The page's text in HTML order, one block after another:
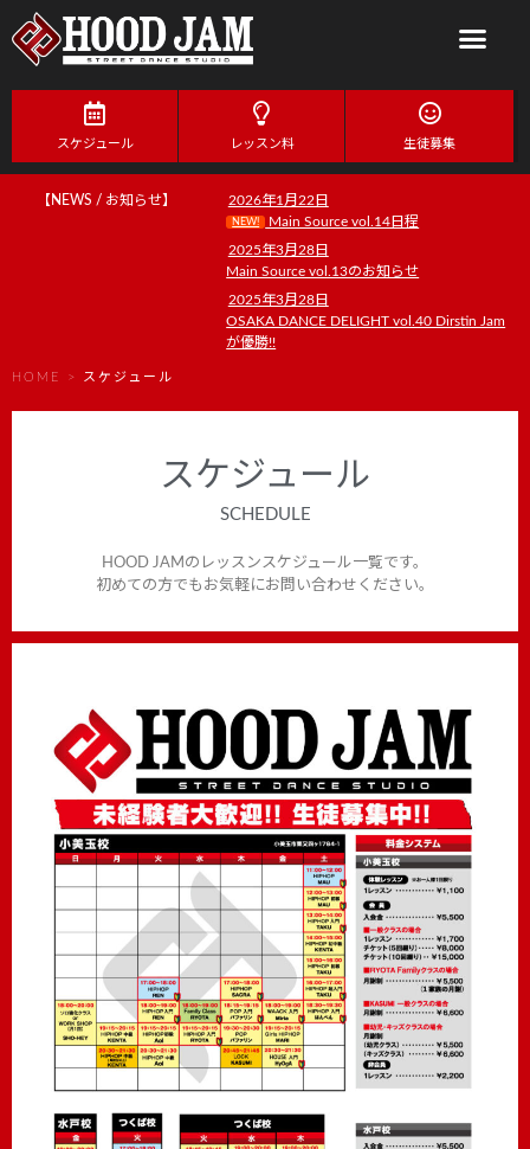
スケジュール レッスン料 生徒募集
【NEWS / お知らせ】 2026年1月22日
NEW!
Main Source vol.14日程
2025年3月28日
Main Source vol.13のお知らせ
2025年3月28日
OSAKA DANCE DELIGHT vol.40 Dirstin Jam
が優勝!!
HOME > スケジュール
スケジュール
SCHEDULE
HOOD JAMのレッスンスケジュール一覧です。
初めての方でもお気軽にお問い合わせください。